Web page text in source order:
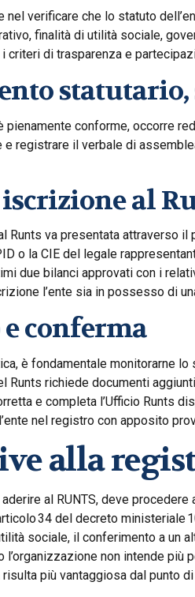
nel verificare che lo statuto
finalità di utilità sociale,
i criteri di trasparenza e
statutario,
pienamente conforme, occorre
e registrare il verbale di
al
Runts va presentata attraverso
o la CIE del legale
due bilanci approvati con i
l’ente sia in possesso di
conferma
è fondamentale monitorarne
Runts richiede documenti
e completa l’Ufficio Runts
nel registro con apposito
alla
aderire al RUNTS, deve
34 del decreto
sociale, il conferimento a un
l’organizzazione non intende
più vantaggiosa dal punto